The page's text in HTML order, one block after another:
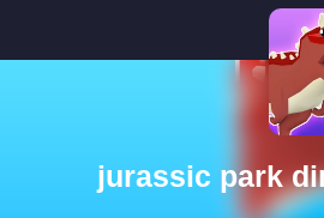
jurassic park